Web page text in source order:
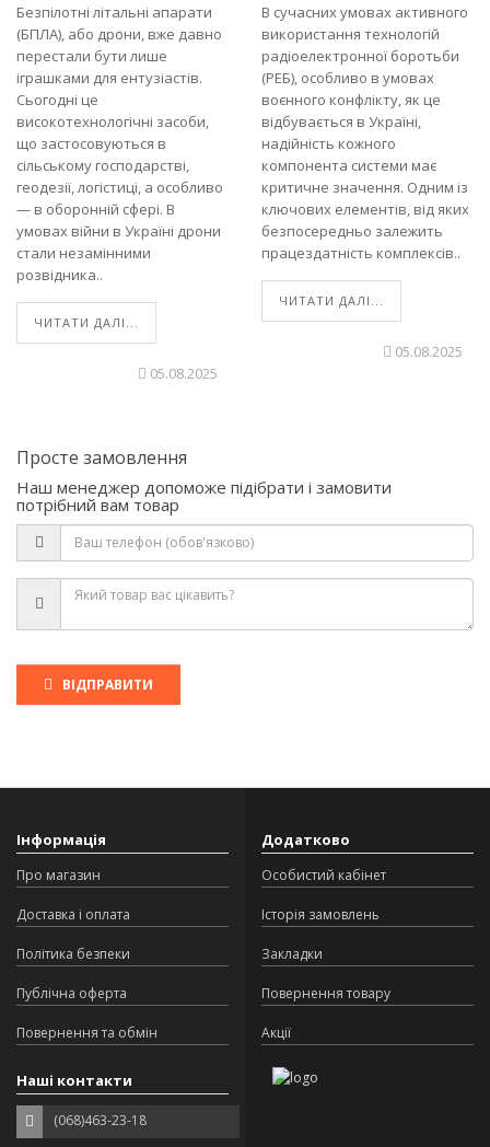
Безпілотні літальні апарати
(БПЛА), або дрони, вже давно
перестали бути лише
іграшками для ентузіастів.
Сьогодні це
високотехнологічні засоби,
що застосовуються в
сільському господарстві,
геодезії, логістиці, а особливо
— в оборонній сфері. В
умовах війни в Україні дрони
стали незамінними
розвідника..
ЧИТАТИ ДАЛІ...
05.08.2025
В сучасних умовах активного
використання технологій
радіоелектронної боротьби
(РЕБ), особливо в умовах
воєнного конфлікту, як це
відбувається в Україні,
надійність кожного
компонента системи має
критичне значення. Одним із
ключових елементів, від яких
безпосередньо залежить
працездатність комплексів..
ЧИТАТИ ДАЛІ...
05.08.2025
Просте замовлення
Наш менеджер допоможе підібрати і замовити
потрібний вам товар
ВІДПРАВИТИ
Інформація
Про магазин
Доставка і оплата
Політика безпеки
Публічна оферта
Повернення та обмін
Додатково
Особистий кабінет
Історія замовлень
Закладки
Повернення товару
Акції
Наші контакти
(068)463-23-18